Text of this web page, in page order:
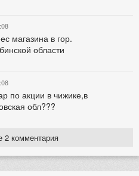
магазина в гор.
области
по акции в чижике,в
обл???
2 комментария